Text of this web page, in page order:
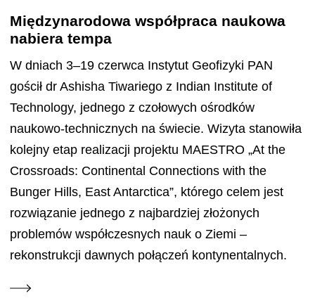
Międzynarodowa współpraca naukowa
nabiera tempa
W dniach 3–19 czerwca Instytut Geofizyki PAN
gościł dr Ashisha Tiwariego z Indian Institute of
Technology, jednego z czołowych ośrodków
naukowo-technicznych na świecie. Wizyta stanowiła
kolejny etap realizacji projektu MAESTRO „At the
Crossroads: Continental Connections with the
Bunger Hills, East Antarctica”, którego celem jest
rozwiązanie jednego z najbardziej złożonych
problemów współczesnych nauk o Ziemi –
rekonstrukcji dawnych połączeń kontynentalnych.